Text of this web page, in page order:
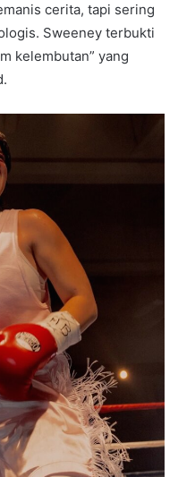
cerita, tapi sering
Sweeney terbukti
kelembutan” yang